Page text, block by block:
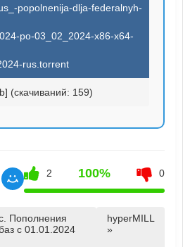
popolnenija-dlja-federalnyh-
po-03_02_2024-x86-x64-
rus.torrent
(cкачиваний: 159)
2 100% 0
Пополнения
с 01.01.2024
hyperMILL
»